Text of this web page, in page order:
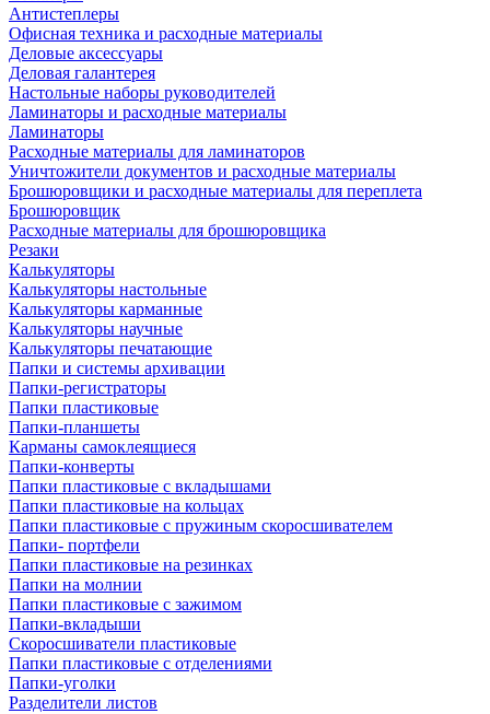
Антистеплеры
Офисная техника и расходные материалы
Деловые аксессуары
Деловая галантерея
Настольные наборы руководителей
Ламинаторы и расходные материалы
Ламинаторы
Расходные материалы для ламинаторов
Уничтожители документов и расходные материалы
Брошюровщики и расходные материалы для переплета
Брошюровщик
Расходные материалы для брошюровщика
Резаки
Калькуляторы
Калькуляторы настольные
Калькуляторы карманные
Калькуляторы научные
Калькуляторы печатающие
Папки и системы архивации
Папки-регистраторы
Папки пластиковые
Папки-планшеты
Карманы самоклеящиеся
Папки-конверты
Папки пластиковые с вкладышами
Папки пластиковые на кольцах
Папки пластиковые с пружиным скоросшивателем
Папки- портфели
Папки пластиковые на резинках
Папки на молнии
Папки пластиковые с зажимом
Папки-вкладыши
Скоросшиватели пластиковые
Папки пластиковые с отделениями
Папки-уголки
Разделители листов